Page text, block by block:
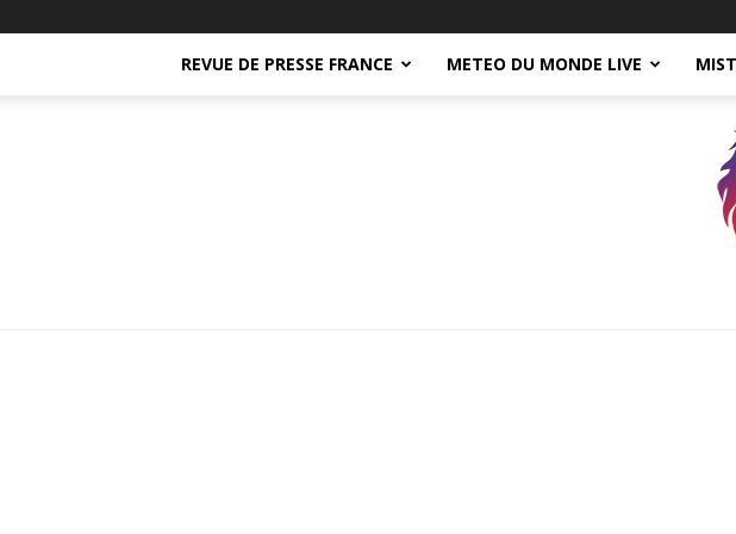
REVUE DE PRESSE FRANCE METEO DU MONDE LIVE